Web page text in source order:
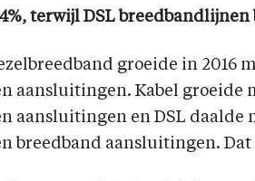
terwijl DSL
groeide in 2016
aansluitingen. Kabel groeide
aansluitingen en DSL daalde
breedband aansluitingen.